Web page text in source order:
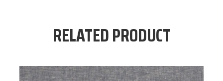
RELATED PRODUCT